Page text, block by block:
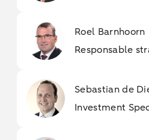
Roel Barnhoorn
Responsable
Sebastian de
Investment